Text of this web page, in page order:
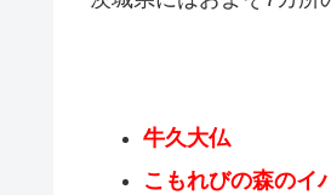
牛久大仏
こもれびの森のイ